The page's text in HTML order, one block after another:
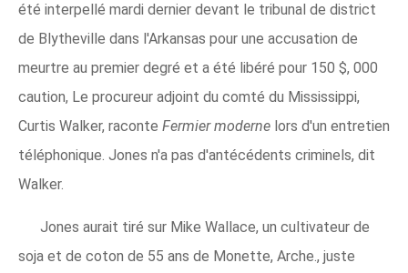
été interpellé mardi dernier devant le tribunal de district
de Blytheville dans l'Arkansas pour une accusation de
meurtre au premier degré et a été libéré pour 150 $, 000
caution, Le procureur adjoint du comté du Mississippi,
Curtis Walker, raconte Fermier moderne lors d'un entretien
téléphonique. Jones n'a pas d'antécédents criminels, dit
Walker.
Jones aurait tiré sur Mike Wallace, un cultivateur de
soja et de coton de 55 ans de Monette, Arche., juste